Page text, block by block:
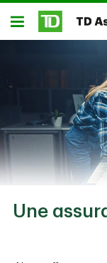
Passer au contenu
Ouvert
Une